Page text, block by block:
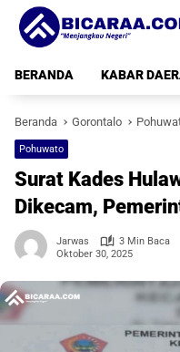
Langsung
konten
BERANDA
KABAR
Beranda Gorontalo
Pohuwato
Surat Kades
Dikecam,
Jarwas
3 Min Baca
Oktober 30, 2025